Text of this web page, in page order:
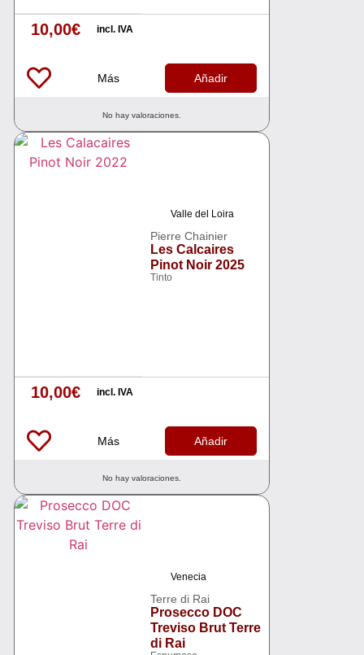
10,00€ incl. IVA
Más Añadir
No hay valoraciones.
Valle del Loira
Pierre Chainier
Les Calcaires
Pinot Noir 2025
Tinto
10,00€ incl. IVA
Más Añadir
No hay valoraciones.
Venecia
Terre di Rai
Prosecco DOC
Treviso Brut Terre
di Rai